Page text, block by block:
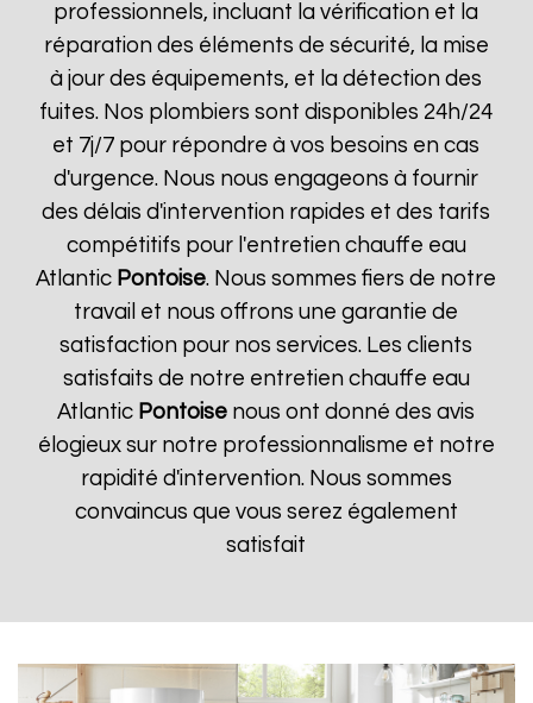
professionnels, incluant la vérification et la
réparation des éléments de sécurité, la mise
à jour des équipements, et la détection des
fuites. Nos plombiers sont disponibles 24h/24
et 7j/7 pour répondre à vos besoins en cas
d'urgence. Nous nous engageons à fournir
des délais d'intervention rapides et des tarifs
compétitifs pour l'entretien chauffe eau
Atlantic Pontoise. Nous sommes fiers de notre
travail et nous offrons une garantie de
satisfaction pour nos services. Les clients
satisfaits de notre entretien chauffe eau
Atlantic Pontoise nous ont donné des avis
élogieux sur notre professionnalisme et notre
rapidité d'intervention. Nous sommes
convaincus que vous serez également
satisfait